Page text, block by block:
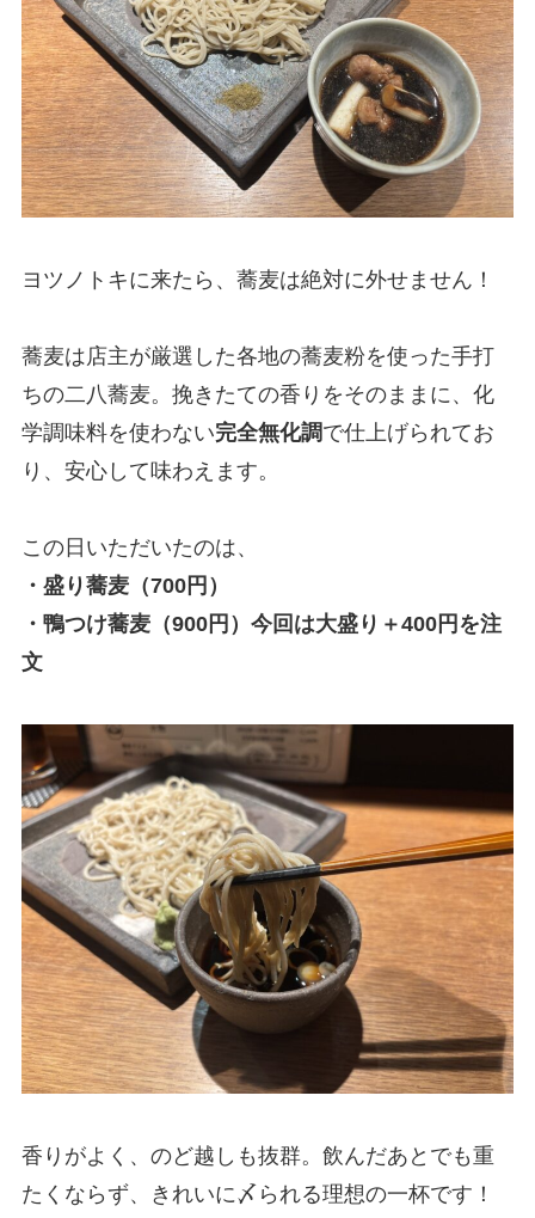
ヨツノトキに来たら、蕎麦は絶対に外せません！
蕎麦は店主が厳選した各地の蕎麦粉を使った手打
ちの二八蕎麦。挽きたての香りをそのままに、化
学調味料を使わない完全無化調で仕上げられてお
り、安心して味わえます。
この日いただいたのは、
・盛り蕎麦（700円）
・鴨つけ蕎麦（900円）今回は大盛り＋400円を注
文
香りがよく、のど越しも抜群。飲んだあとでも重
たくならず、きれいに〆られる理想の一杯です！